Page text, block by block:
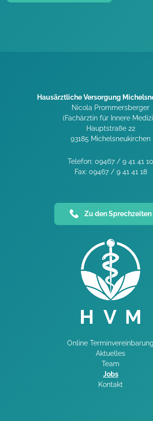
Hausärztliche Versorgung
Nicola Prommersberger
(Fachärztin für Innere
Hauptstraße 22
93185 Michelsneukirchen
Telefon: 09467 / 9 41 41 10
Fax: 09467 / 9 41 41 18
Zu den Sprechzeiten
Online Terminvereinbarung
Aktuelles
Team
Jobs
Kontakt